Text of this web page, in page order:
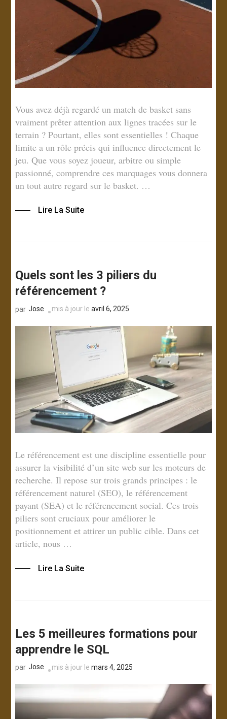
Vous avez déjà regardé un match de basket sans
vraiment prêter attention aux lignes tracées sur le
terrain ? Pourtant, elles sont essentielles ! Chaque
limite a un rôle précis qui influence directement le
jeu. Que vous soyez joueur, arbitre ou simple
passionné, comprendre ces marquages vous donnera
un tout autre regard sur le basket. …
Lire La Suite
Quels sont les 3 piliers du
référencement ?
par Jose mis à jour leavril 6, 2025
Le référencement est une discipline essentielle pour
assurer la visibilité d’un site web sur les moteurs de
recherche. Il repose sur trois grands principes : le
référencement naturel (SEO), le référencement
payant (SEA) et le référencement social. Ces trois
piliers sont cruciaux pour améliorer le
positionnement et attirer un public cible. Dans cet
article, nous …
Lire La Suite
Les 5 meilleures formations pour
apprendre le SQL
par Jose mis à jour lemars 4, 2025